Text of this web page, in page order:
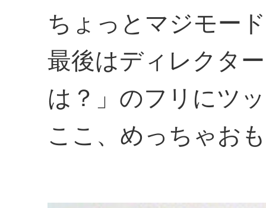
ちょっとマジモー
最後はディレクタ
は？」のフリにツ
ここ、めっちゃお